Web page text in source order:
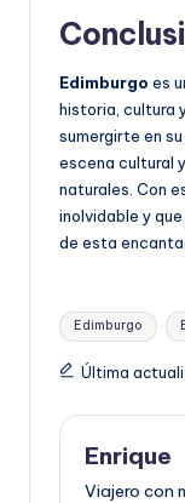
Edimburgo es
historia, cultura
sumergirte en
escena cultural
naturales. Con
inolvidable y
de esta
Etiquetas:
Edimburgo
Última
Enrique
Viajero con